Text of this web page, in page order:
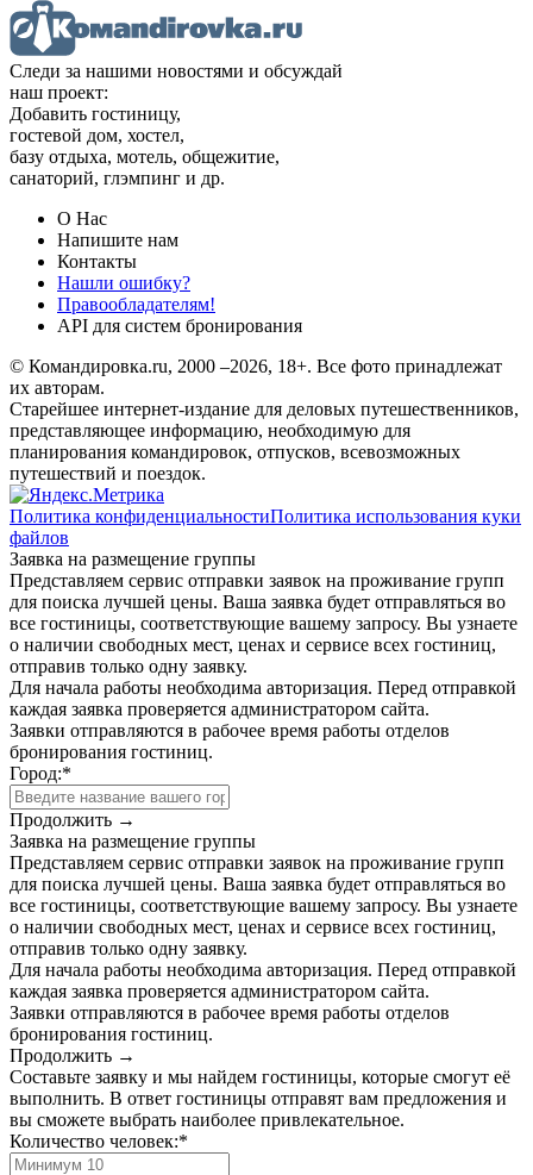
Следи за нашими новостями и обсуждай
наш проект:
Добавить гостиницу,
гостевой дом, хостел,
базу отдыха, мотель, общежитие,
санаторий, глэмпинг и др.
О Нас
Напишите нам
Контакты
Нашли ошибку?
Правообладателям!
API для систем бронирования
© Командировка.ru, 2000 –2026, 18+. Все фото принадлежат
их авторам.
Старейшее интернет-издание для деловых путешественников,
представляющее информацию, необходимую для
планирования командировок, отпусков, всевозможных
путешествий и поездок.
Политика конфиденциальностиПолитика использования куки
файлов
Заявка на размещение группы
Представляем сервис отправки заявок на проживание групп
для поиска лучшей цены. Ваша заявка будет отправляться во
все гостиницы, соответствующие вашему запросу. Вы узнаете
о наличии свободных мест, ценах и сервисе всех гостиниц,
отправив только одну заявку.
Для начала работы необходима авторизация. Перед отправкой
каждая заявка проверяется администратором сайта.
Заявки отправляются в рабочее время работы отделов
бронирования гостиниц.
Город:*
Продолжить →
Заявка на размещение группы
Представляем сервис отправки заявок на проживание групп
для поиска лучшей цены. Ваша заявка будет отправляться во
все гостиницы, соответствующие вашему запросу. Вы узнаете
о наличии свободных мест, ценах и сервисе всех гостиниц,
отправив только одну заявку.
Для начала работы необходима авторизация. Перед отправкой
каждая заявка проверяется администратором сайта.
Заявки отправляются в рабочее время работы отделов
бронирования гостиниц.
Продолжить →
Составьте заявку и мы найдем гостиницы, которые смогут её
выполнить. В ответ гостиницы отправят вам предложения и
вы сможете выбрать наиболее привлекательное.
Количество человек:*